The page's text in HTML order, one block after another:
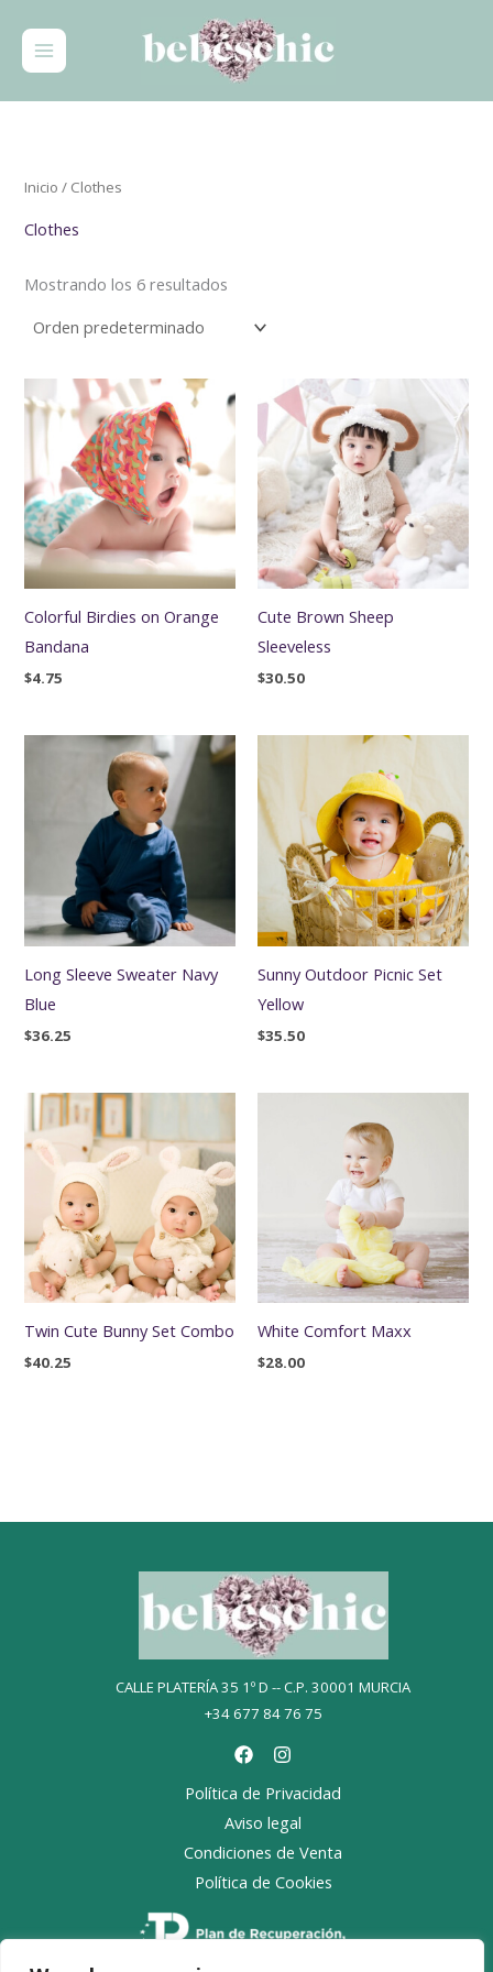
contenido
Inicio / Clothes
Clothes
Mostrando los 6 resultados
Colorful Birdies on Orange
Bandana
$4.75
Cute Brown Sheep
Sleeveless
$30.50
Long Sleeve Sweater Navy
Blue
$36.25
Sunny Outdoor Picnic Set
Yellow
$35.50
Twin Cute Bunny Set Combo
$40.25
White Comfort Maxx
$28.00
CALLE PLATERÍA 35 1º D -- C.P. 30001 MURCIA
+34 677 84 76 75
Política de Privacidad
Aviso legal
Condiciones de Venta
Política de Cookies